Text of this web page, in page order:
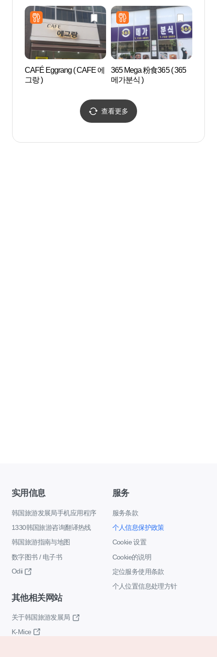
도시 )
CAFÉ Eggrang ( CAFE 에
그랑 )
365 Mega 粉食365 ( 365
메가분식 )
查看更多
实用信息
韩国旅游发展局手机应用程序
1330韩国旅游咨询翻译热线
韩国旅游指南与地图
数字图书 / 电子书
Odii
服务
服务条款
个人信息保护政策
Cookie 设置
Cookie的说明
定位服务使用条款
个人位置信息处理方针
其他相关网站
关于韩国旅游发展局
K-Mice